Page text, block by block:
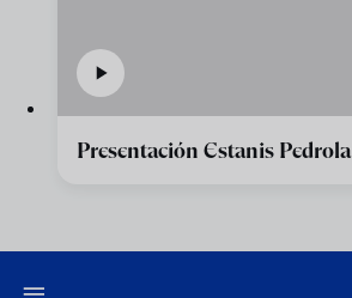
Presentación Estanis Pedrola